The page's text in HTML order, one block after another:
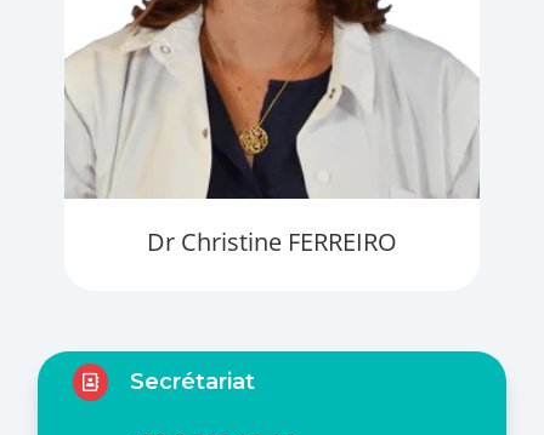
Dr Christine FERREIRO
 Secrétariat